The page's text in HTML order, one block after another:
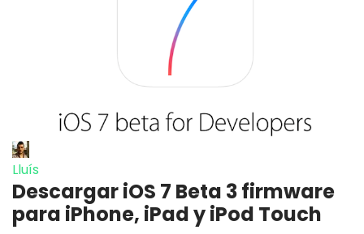
Lluís
Descargar iOS 7 Beta 3 firmware
para iPhone, iPad y iPod Touch